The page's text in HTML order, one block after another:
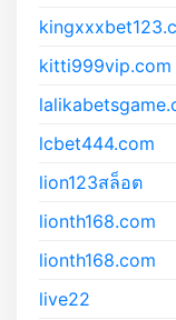
kitti999vip.com
lcbet444.com
lion123สล็อต
lionth168.com
lionth168.com
live22